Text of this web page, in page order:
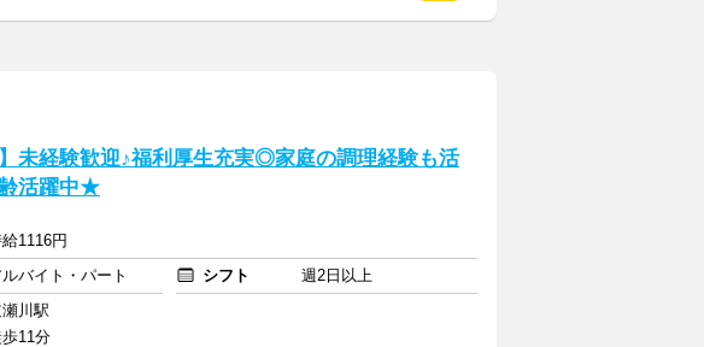
】未経験歓迎♪福利厚生充実◎家庭の調理経験も活
活躍中★
1116円
ルバイト・パート シフト
週2日以上
川駅
11分